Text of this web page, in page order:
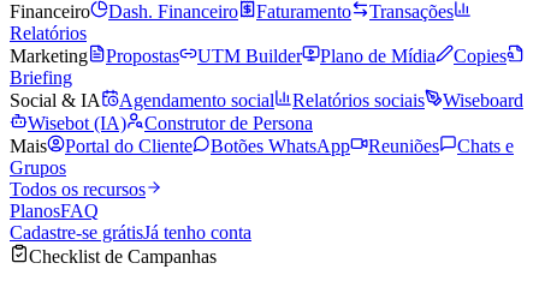
Financeiro
Dash. Financeiro Faturamento
Transações
Relatórios
Marketing
Propostas UTM Builder Plano de Mídia
Copies
Briefing
Social & IA
Agendamento social Relatórios sociais
Wiseboard
Wisebot (IA)
Construtor de Persona
Mais
Portal do Cliente Botões WhatsApp Reuniões
Chats e
Grupos
Todos os recursos
PlanosFAQ
Cadastre-se grátisJá tenho conta
Checklist de Campanhas